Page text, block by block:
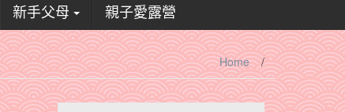
新手父母 親子愛露營
Home /